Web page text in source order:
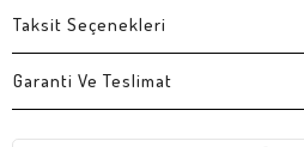
Taksit Seçenekleri
Garanti Ve Teslimat